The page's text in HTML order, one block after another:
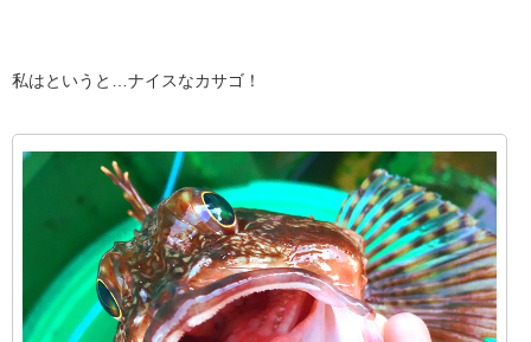
私はというと…ナイスなカサゴ！